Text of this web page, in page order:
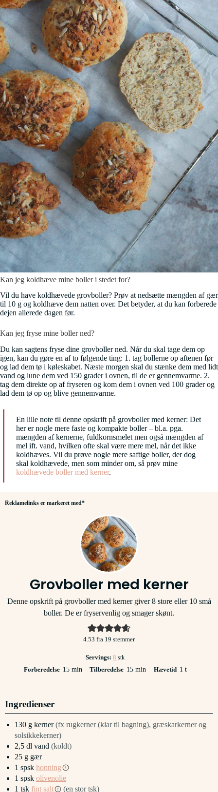
Kan jeg koldhæve mine boller i stedet for?
Vil du have koldhævede grovboller? Prøv at nedsætte mængden af gær
til 10 g og koldhæve dem natten over. Det betyder, at du kan forberede
dejen allerede dagen før.
Kan jeg fryse mine boller ned?
Du kan sagtens fryse dine grovboller ned. Når du skal tage dem op
igen, kan du gøre en af to følgende ting: 1. tag bollerne op aftenen før
og lad dem tø i køleskabet. Næste morgen skal du stænke dem med lidt
vand og lune dem ved 150 grader i ovnen, til de er gennemvarme. 2.
tag dem direkte op af fryseren og kom dem i ovnen ved 100 grader og
lad dem tø op og blive gennemvarme.
En lille note til denne opskrift på grovboller med kerner: Det
her er nogle mere faste og kompakte boller – bl.a. pga.
mængden af kernerne, fuldkornsmelet men også mængden af
mel ift. vand, hvilken ofte skal være mere mel, når det ikke
koldhæves. Vil du prøve nogle mere saftige boller, der dog
skal koldhævede, men som minder om, så prøv mine
koldhævede boller med kerner.
Reklamelinks er markeret med*
Grovboller med kerner
Denne opskrift på grovboller med kerner giver 8 store eller 10 små
boller. De er fryservenlig og smager skønt.
4.53 fra 19 stemmer
Servings:8 stk
Forberedelse 15minutter
min Tilberedelse 15minutter
min Hævetid 1 time
t
Ingredienser
130 g kerner (fx rugkerner (klar til bagning), græskarkerner og
solsikkekerner)
2,5 dl vand (koldt)
25 g gær
1 spsk honning
1 spsk olivenolie
1 tsk fint salt (en stor tsk)